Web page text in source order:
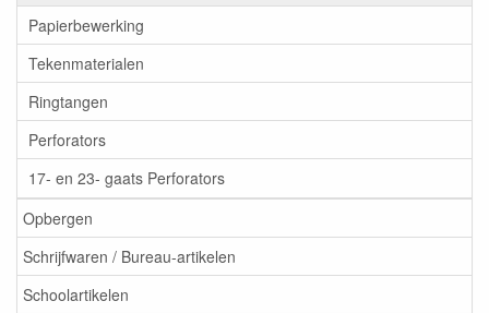
Papierbewerking
Tekenmaterialen
Ringtangen
Perforators
17- en 23- gaats Perforators
Opbergen
Schrijfwaren / Bureau-artikelen
Schoolartikelen